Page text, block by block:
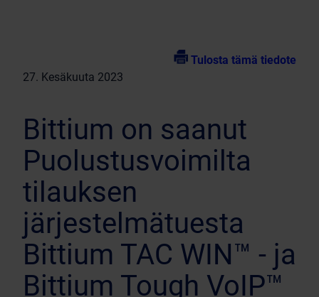
Tulosta tämä tiedote
27. Kesäkuuta 2023
Bittium on saanut
Puolustusvoimilta
tilauksen
järjestelmätuesta
Bittium TAC WIN™ - ja
Bittium Tough VoIP™